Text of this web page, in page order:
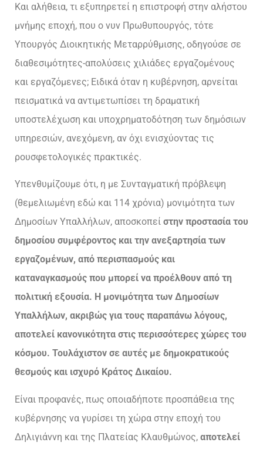
Και αλήθεια, τι εξυπηρετεί η επιστροφή στην αλήστου
μνήμης εποχή, που ο νυν Πρωθυπουργός, τότε
Υπουργός Διοικητικής Μεταρρύθμισης, οδηγούσε σε
διαθεσιμότητες-απολύσεις χιλιάδες εργαζομένους
και εργαζόμενες; Ειδικά όταν η κυβέρνηση, αρνείται
πεισματικά να αντιμετωπίσει τη δραματική
υποστελέχωση και υποχρηματοδότηση των δημόσιων
υπηρεσιών, ανεχόμενη, αν όχι ενισχύοντας τις
ρουσφετολογικές πρακτικές.
Υπενθυμίζουμε ότι, η με Συνταγματική πρόβλεψη
(θεμελιωμένη εδώ και 114 χρόνια) μονιμότητα των
Δημοσίων Υπαλλήλων, αποσκοπεί στην προστασία του
δημοσίου συμφέροντος και την ανεξαρτησία των
εργαζομένων, από περισπασμούς και
καταναγκασμούς που μπορεί να προέλθουν από τη
πολιτική εξουσία. Η μονιμότητα των Δημοσίων
Υπαλλήλων, ακριβώς για τους παραπάνω λόγους,
αποτελεί κανονικότητα στις περισσότερες χώρες του
κόσμου. Τουλάχιστον σε αυτές με δημοκρατικούς
θεσμούς και ισχυρό Κράτος Δικαίου.
Είναι προφανές, πως οποιαδήποτε προσπάθεια της
κυβέρνησης να γυρίσει τη χώρα στην εποχή του
Δηλιγιάννη και της Πλατείας Κλαυθμώνος, αποτελεί